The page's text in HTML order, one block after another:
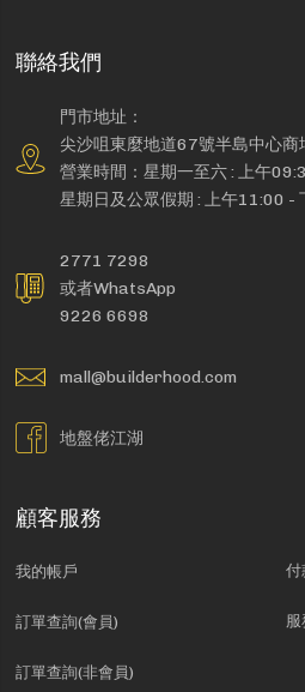
聯絡我們
門市地址：
尖沙咀東麼地道67號半島中心
營業時間：星期一至六 : 上午
星期日及公眾假期 : 上午11:00 -
2771 7298
或者WhatsApp
9226 6698
mall@builderhood.com
地盤佬江湖
顧客服務
我的帳戶
訂單查詢(會員)
訂單查詢(非會員)
付
服